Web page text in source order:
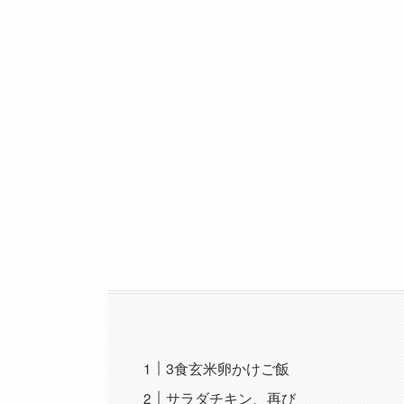
3食玄米卵かけご飯
サラダチキン、再び